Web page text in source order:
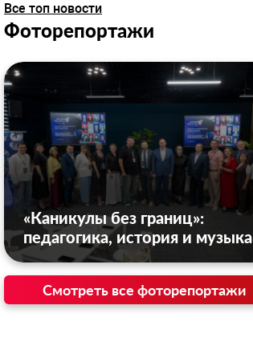
Все топ новости
Фоторепортажи
«Каникулы без границ»:
педагогика, история и музыка
Смотреть все фоторепортажи